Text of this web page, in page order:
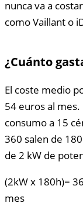
nunca va a
como Vaillant o
¿Cuánto
El coste medio
54 euros al
consumo a 15
360 salen de
de 2 kW de
(2kW x 180h)=
mes